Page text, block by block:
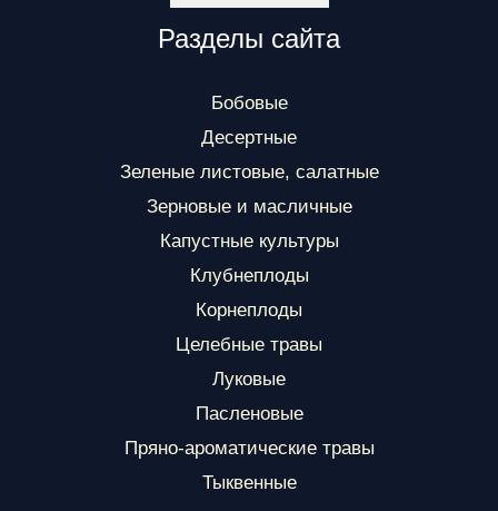
Разделы сайта
Бобовые
Десертные
Зеленые листовые, салатные
Зерновые и масличные
Капустные культуры
Клубнеплоды
Корнеплоды
Целебные травы
Луковые
Пасленовые
Пряно-ароматические травы
Тыквенные